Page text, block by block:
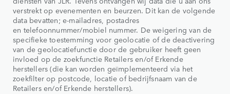
verstrekt op evenementen en beurzen. Dit kan de volgende
data bevatten; e-mailadres, postadres
en telefoonnummer/mobiel nummer. De weigering van de
specifieke toestemming voor geolocatie of de deactivering
van de geolocatiefunctie door de gebruiker heeft geen
invloed op de zoekfunctie Retailers en/of Erkende
herstellers (die kan worden geïmplementeerd via het
zoekfilter op postcode, locatie of bedrijfsnaam van de
Retailers en/of Erkende herstellers).